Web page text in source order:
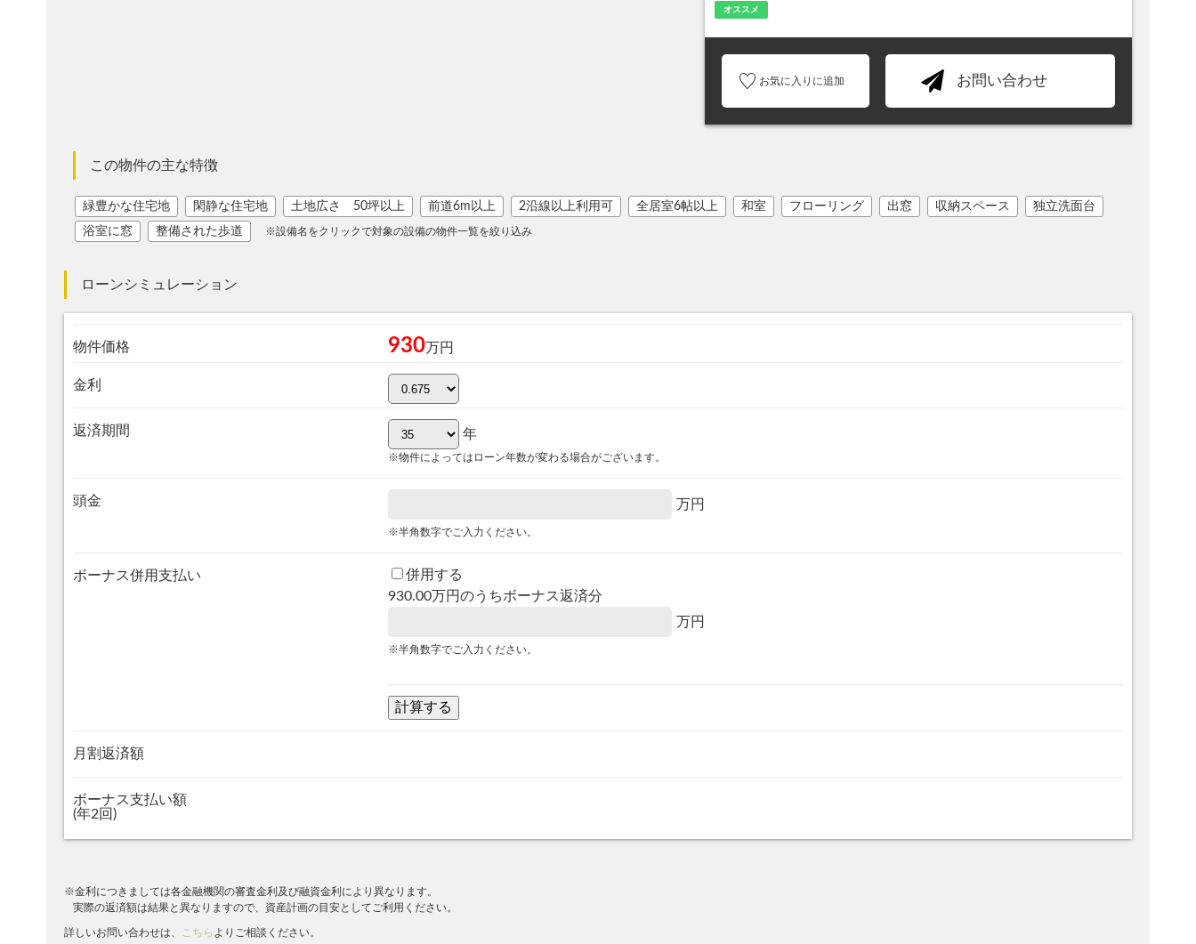
オススメ
お気に入りに追加 お問い合わせ
この物件の主な特徴
緑豊かな住宅地 閑静な住宅地 土地広さ 50坪以上 前道6m以上 2沿線以上利用可 全居室6帖以上 和室 フローリング 出窓 収納スペース
独立洗面台
浴室に窓
整備された歩道 ※設備名をクリックで対象の設備の物件一覧を絞り込み
ローンシミュレーション
物件価格 930万円
金利
返済期間 年
※物件によってはローン年数が変わる場合がございます。
頭金 万円
※半角数字でご入力ください。
ボーナス併用支払い
併用する
930.00万円のうちボーナス返済分
万円
※半角数字でご入力ください。
月割返済額
ボーナス支払い額
(年2回)
※金利につきましては各金融機関の審査金利及び融資金利により異なります。
実際の返済額は結果と異なりますので、資産計画の目安としてご利用ください。
詳しいお問い合わせは、 こちら よりご相談ください。